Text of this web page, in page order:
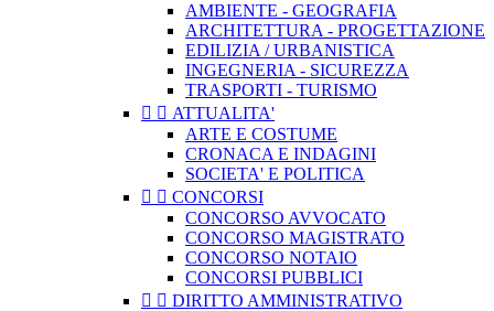
AMBIENTE - GEOGRAFIA
ARCHITETTURA - PROGETTAZIONE
EDILIZIA / URBANISTICA
INGEGNERIA - SICUREZZA
TRASPORTI - TURISMO
  ATTUALITA'
ARTE E COSTUME
CRONACA E INDAGINI
SOCIETA' E POLITICA
  CONCORSI
CONCORSO AVVOCATO
CONCORSO MAGISTRATO
CONCORSO NOTAIO
CONCORSI PUBBLICI
  DIRITTO AMMINISTRATIVO